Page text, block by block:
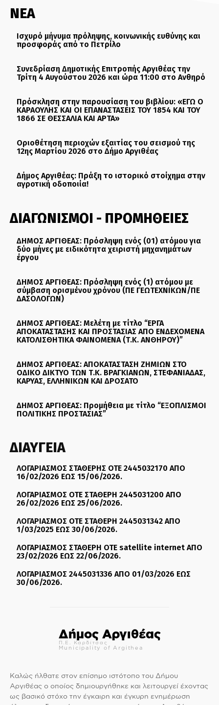
ΝΕΑ
Ισχυρό μήνυμα πρόληψης, κοινωνικής ευθύνης και
προσφοράς από το Πετρίλο
Συνεδρίαση Δημοτικής Επιτροπής Αργιθέας την
Τρίτη 4 Αυγούστου 2026 και ώρα 11:00 στο Ανθηρό
Πρόσκληση στην παρουσίαση του βιβλίου: «ΕΓΩ Ο
ΚΑΡΑΟΥΛΗΣ ΚΑΙ ΟΙ ΕΠΑΝΑΣΤΑΣΕΙΣ ΤΟΥ 1854 ΚΑΙ ΤΟΥ
1866 ΣΕ ΘΕΣΣΑΛΙΑ ΚΑΙ ΑΡΤΑ»
Οριοθέτηση περιοχών εξαιτίας του σεισμού της
12ης Μαρτίου 2026 στο Δήμο Αργιθέας
Δήμος Αργιθέας: Πράξη το ιστορικό στοίχημα στην
αγροτική οδοποιία!
ΔΙΑΓΩΝΙΣΜΟΙ - ΠΡΟΜΗΘΕΙΕΣ
ΔΗΜΟΣ ΑΡΓΙΘΕΑΣ: Πρόσληψη ενός (01) ατόμου για
δύο μήνες με ειδικότητα χειριστή μηχανημάτων
έργου
ΔΗΜΟΣ ΑΡΓΙΘΕΑΣ: Πρόσληψη ενός (1) ατόμου με
σύμβαση ορισμένου χρόνου (ΠΕ ΓΕΩΤΕΧΝΙΚΩΝ/ΠΕ
ΔΑΣΟΛΟΓΩΝ)
ΔΗΜΟΣ ΑΡΓΙΘΕΑΣ: Μελέτη με τίτλο “ΕΡΓΑ
ΑΠΟΚΑΤΑΣΤΑΣΗΣ ΚΑΙ ΠΡΟΣΤΑΣΙΑΣ ΑΠΟ ΕΝΔΕΧΟΜΕΝΑ
ΚΑΤΟΛΙΣΘΗΤΙΚΑ ΦΑΙΝΟΜΕΝΑ (Τ.Κ. ΑΝΘΗΡΟΥ)”
ΔΗΜΟΣ ΑΡΓΙΘΕΑΣ: ΑΠΟΚΑΤΑΣΤΑΣΗ ΖΗΜΙΩΝ ΣΤΟ
ΟΔΙΚΟ ΔΙΚΤΥΟ ΤΩΝ Τ.Κ. ΒΡΑΓΚΙΑΝΩΝ, ΣΤΕΦΑΝΙΑΔΑΣ,
ΚΑΡΥΑΣ, ΕΛΛΗΝΙΚΩΝ ΚΑΙ ΔΡΟΣΑΤΟ
ΔΗΜΟΣ ΑΡΓΙΘΕΑΣ: Προμήθεια με τίτλο “ΕΞΟΠΛΙΣΜΟΙ
ΠΟΛΙΤΙΚΗΣ ΠΡΟΣΤΑΣΙΑΣ”
ΔΙΑΥΓΕΙΑ
ΛΟΓΑΡΙΑΣΜΟΣ ΣΤΑΘΕΡΗΣ ΟΤΕ 2445032170 ΑΠΟ
16/02/2026 ΕΩΣ 15/06/2026.
ΛΟΓΑΡΙΑΣΜΟΣ ΟΤΕ ΣΤΑΘΕΡΗ 2445031200 ΑΠΟ
26/02/2026 ΕΩΣ 25/06/2026.
ΛΟΓΑΡΙΑΣΜΟΣ ΟΤΕ ΣΤΑΘΕΡΗ 2445031342 ΑΠΟ
1/03/2025 ΕΩΣ 30/06/2026.
ΛΟΓΑΡΙΑΣΜΟΣ ΣΤΑΘΕΡΗ ΟΤΕ satellite internet ΑΠΟ
23/02/2026 ΕΩΣ 22/06/2026.
ΛΟΓΑΡΙΑΣΜΟΣ 2445031336 ΑΠΟ 01/03/2026 ΕΩΣ
30/06/2026.
Δήμος Αργιθέας
Π.Ε. Καρδίτσας
Municipality of Argithea
Καλώς ήλθατε στον επίσημο ιστότοπο του Δήμου
Αργιθέας ο οποίος δημιουργήθηκε και λειτουργεί έχοντας
ως βασικό στόχο την έγκαιρη και έγκυρη ενημέρωση